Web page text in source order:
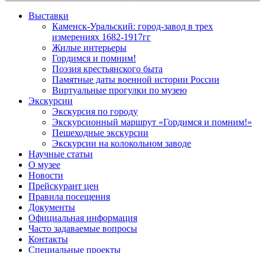
Выставки
Каменск-Уральский: город-завод в трех
измерениях 1682-1917гг
Жилые интерьеры
Гордимся и помним!
Поэзия крестьянского быта
Памятные даты военной истории России
Виртуальные прогулки по музею
Экскурсии
Экскурсия по городу
Экскурсионный маршрут «Гордимся и помним!»
Пешеходные экскурсии
Экскурсии на колокольном заводе
Научные статьи
О музее
Новости
Прейскурант цен
Правила посещения
Документы
Официальная информация
Часто задаваемые вопросы
Контакты
Специальные проекты